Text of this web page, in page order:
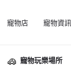
寵物店 寵物資訊
寵物玩樂場所